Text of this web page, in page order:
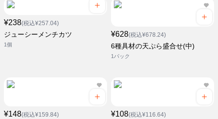
¥238(税込¥257.04)
ジューシーメンチカツ
1個
¥628(税込¥678.24)
6種具材の天ぷら盛合せ(中)
1パック
¥148(税込¥159.84) ¥108(税込¥116.64)